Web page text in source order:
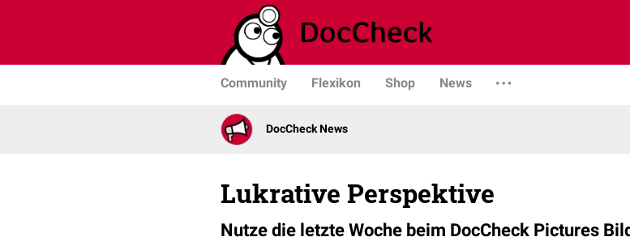
Community Flexikon Shop News
DocCheck News
Lukrative Perspektive
Nutze die letzte Woche beim DocCheck Pictures